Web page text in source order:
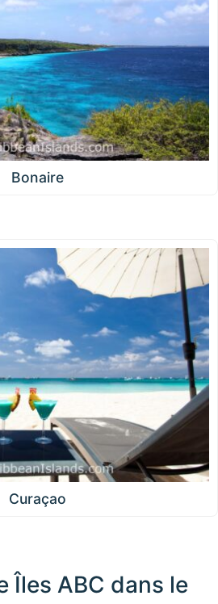
Bonaire
Curaçao
Îles ABC dans le